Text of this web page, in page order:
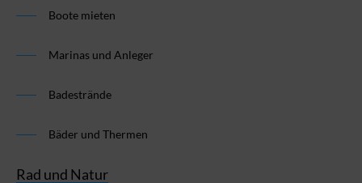
Boote mieten
Marinas und Anleger
Badestrände
Bäder und Thermen
Rad und Natur